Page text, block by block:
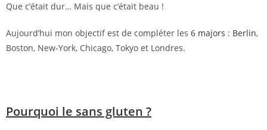
Que c’était dur… Mais que c’était beau !
Aujourd’hui mon objectif est de compléter les 6 majors : Berlin,
Boston, New-York, Chicago, Tokyo et Londres.
Pourquoi le sans gluten ?